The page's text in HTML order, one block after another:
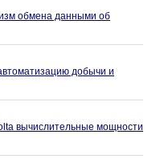
обмена данными об
добычи и
вычислительные мощности